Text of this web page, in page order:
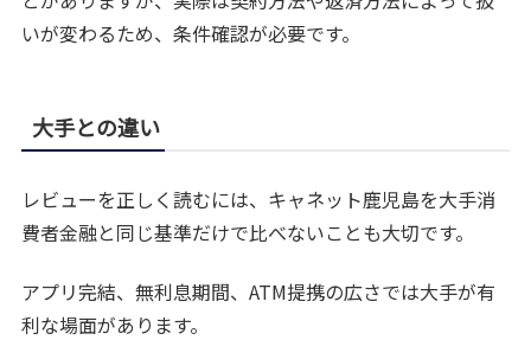
いが変わるため、条件確認が必要です。
大手との違い
レビューを正しく読むには、キャネット鹿児島を大手消
費者金融と同じ基準だけで比べないことも大切です。
アプリ完結、無利息期間、ATM提携の広さでは大手が有
利な場面があります。